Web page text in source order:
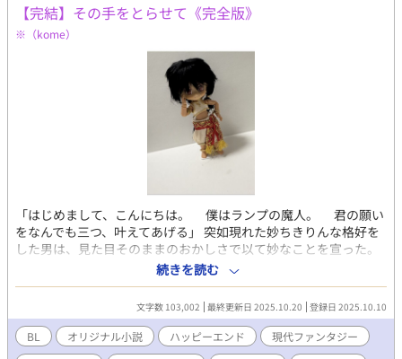
【完結】その手をとらせて《完全版》
※（kome）
「はじめまして、こんにちは。 僕はランプの魔人。 君の願い
をなんでも三つ、叶えてあげる」 突如現れた妙ちきりんな格好を
した男は、見た目そのままのおかしさで以て妙なことを宣った。
現代日本によく似たどこか。 そこに暮らす一人の青年と、彼のも
とに現れたランプの魔人。 ――寡黙で朴訥な青年・齋藤暁 ――明
るく人懐こい性格の褐色肌の美男子・ランプの魔人 対照的な二人
が織り成す、小さな恋の物語を、どうぞお楽しみください。
2025.10/14 本編完結 2025.10/15 本編後、日常短編開始
2025.10/20 本編後、日常短編完結（本作完結）
続きを読む
文字数 103,002 最終更新日 2025.10.20 登録日 2025.10.10
BL オリジナル小説 ハッピーエンド
現代ファンタジー